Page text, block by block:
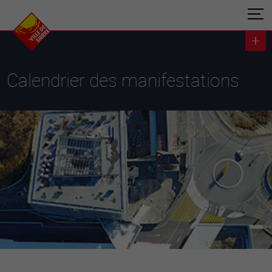
Calendrier des manifestations